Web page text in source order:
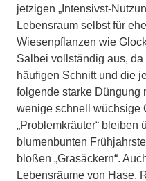
jetzigen „Intensivst-
Lebensraum selbst für
Wiesenpflanzen wie
Salbei vollständig aus,
häufigen Schnitt und die
folgende starke Düngung
wenige schnell wüchsige
„Problemkräuter“ bleiben
blumenbunten
bloßen „Grasäckern“.
Lebensräume von Hase,